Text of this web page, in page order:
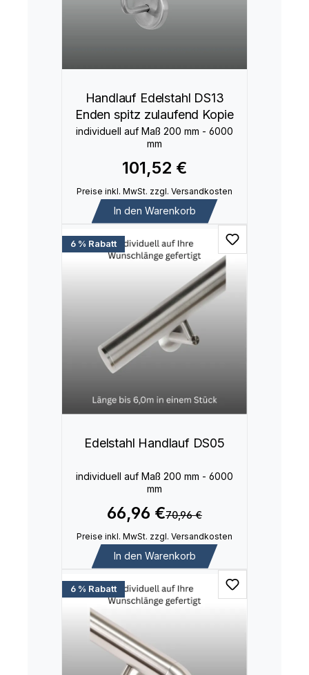
Handlauf Edelstahl DS13
Enden spitz zulaufend Kopie
individuell auf Maß 200 mm - 6000
mm
101,52 €
Preise inkl. MwSt. zzgl. Versandkosten
In den Warenkorb
6 % Rabatt
Edelstahl Handlauf DS05
individuell auf Maß 200 mm - 6000
mm
66,96 €70,96 €
Preise inkl. MwSt. zzgl. Versandkosten
In den Warenkorb
6 % Rabatt